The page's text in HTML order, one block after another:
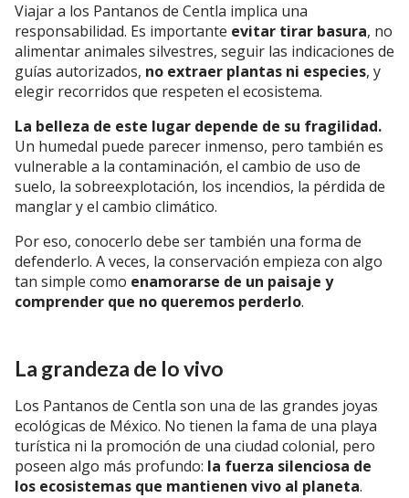
Viajar a los Pantanos de Centla implica una
responsabilidad. Es importante evitar tirar basura, no
alimentar animales silvestres, seguir las indicaciones de
guías autorizados, no extraer plantas ni especies, y
elegir recorridos que respeten el ecosistema.
La belleza de este lugar depende de su fragilidad.
Un humedal puede parecer inmenso, pero también es
vulnerable a la contaminación, el cambio de uso de
suelo, la sobreexplotación, los incendios, la pérdida de
manglar y el cambio climático.
Por eso, conocerlo debe ser también una forma de
defenderlo. A veces, la conservación empieza con algo
tan simple como enamorarse de un paisaje y
comprender que no queremos perderlo.
La grandeza de lo vivo
Los Pantanos de Centla son una de las grandes joyas
ecológicas de México. No tienen la fama de una playa
turística ni la promoción de una ciudad colonial, pero
poseen algo más profundo: la fuerza silenciosa de
los ecosistemas que mantienen vivo al planeta.